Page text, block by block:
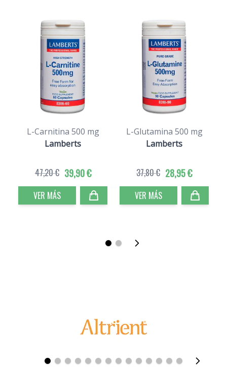
L-Carnitina 500 mg
Lamberts
39,90 €
47,20 €
VER MÁS
L-Glutamina 500 mg
Lamberts
28,95 €
37,80 €
VER MÁS